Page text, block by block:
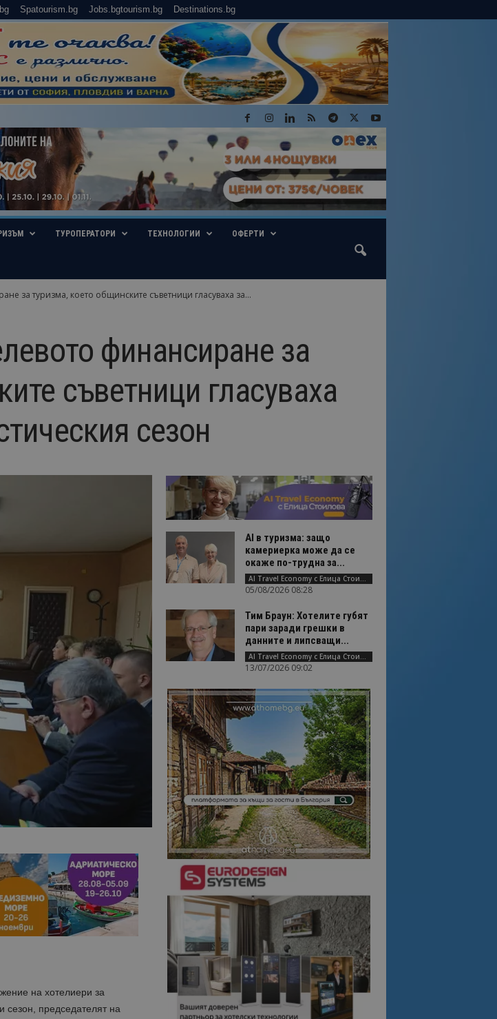
Spatourism.bg Jobs.bgtourism.bg Destinations.bg
ТУРОПЕРАТОРИ ТЕХНОЛОГИИ ОФЕРТИ
за туризма, което общинските съветници гласуваха за...
финансиране за
съветници гласуваха
сезон
на хотелиери за
сезон, председателят на
AI в туризма: защо
камериерка може да се
окаже по-трудна за...
AI Travel Economy с Елица Стоилова
05/08/2026 08:28
Тим Браун: Хотелите губят
пари заради грешки в
данните и липсващи...
AI Travel Economy с Елица Стоилова
13/07/2026 09:02